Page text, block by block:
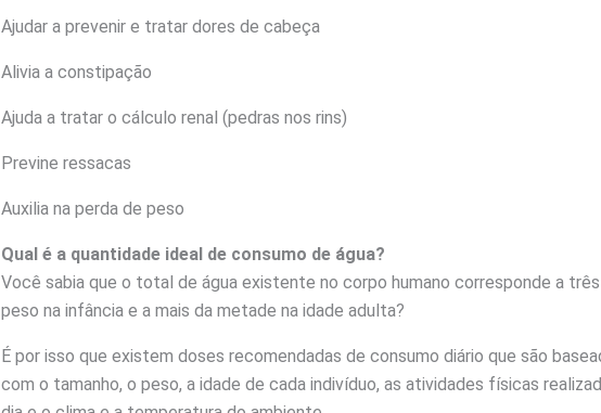
Ajudar a prevenir e tratar dores de cabeça
Alivia a constipação
Ajuda a tratar o cálculo renal (pedras nos rins)
Previne ressacas
Auxilia na perda de peso
Qual é a quantidade ideal de consumo de água?
Você sabia que o total de água existente no corpo humano corresponde a
peso na infância e a mais da metade na idade adulta?
É por isso que existem doses recomendadas de consumo diário que são
com o tamanho, o peso, a idade de cada indivíduo, as atividades físicas